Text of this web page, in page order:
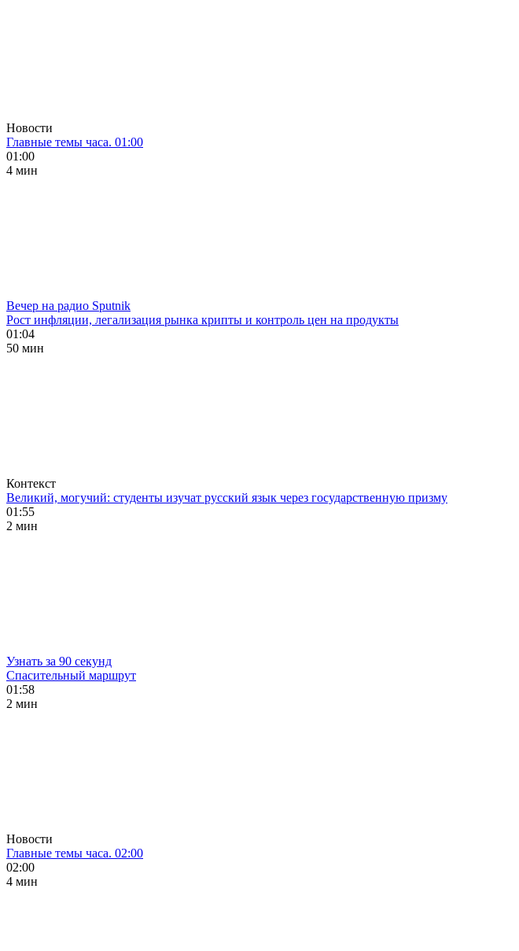
Новости
Главные темы часа. 01:00
01:00
4 мин
Вечер на радио Sputnik
Рост инфляции, легализация рынка крипты и контроль цен на продукты
01:04
50 мин
Контекст
Великий, могучий: студенты изучат русский язык через государственную призму
01:55
2 мин
Узнать за 90 секунд
Спасительный маршрут
01:58
2 мин
Новости
Главные темы часа. 02:00
02:00
4 мин